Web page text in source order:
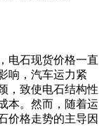
电石现货价格一直
响，汽车运力紧
，致使电石结构性
本。然而，随着运
价格走势的主导因